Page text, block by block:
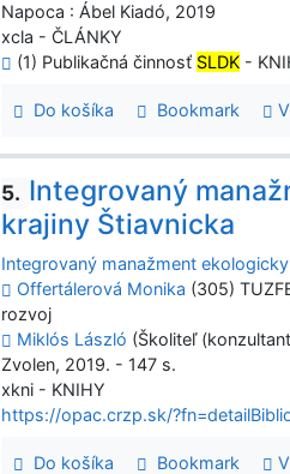
Napoca : Ábel Kiadó, 2019
xcla - ČLÁNKY
(1) Publikačná činnosť SLDK -
Do košíka Bookmark
5. Integrovaný
krajiny Štiavnicka
Integrovaný manažment
Offertálerová Monika (305)
rozvoj
Miklós László (Školiteľ
Zvolen, 2019. - 147 s.
xkni - KNIHY
https://opac.crzp.sk/
Do košíka Bookmark